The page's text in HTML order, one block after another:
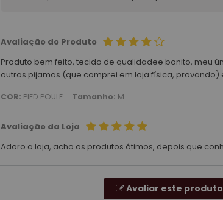
Avaliação do Produto
Produto bem feito, tecido de qualidadee bonito, meu
outros pijamas (que comprei em loja física,
COR: PIED POULE Tamanho: M
Avaliação da Loja
Adoro a loja, acho os produtos ótimos, depois que
Avaliar este produto